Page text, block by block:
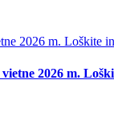
2026 m. Loškite
2026 m.